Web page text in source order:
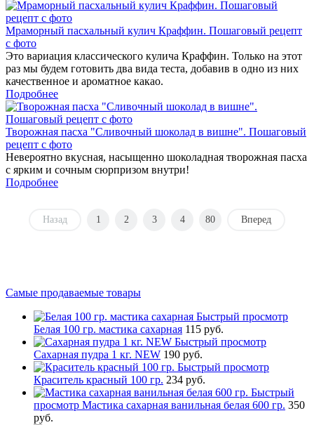
Мраморный пасхальный кулич Краффин. Пошаговый рецепт
с фото
Это вариация классического кулича Краффин. Только на этот
раз мы будем готовить два вида теста, добавив в одно из них
качественное и ароматное какао.
Подробнее
Творожная пасха "Сливочный шоколад в вишне". Пошаговый
рецепт с фото
Невероятно вкусная, насыщенно шоколадная творожная пасха
с ярким и сочным сюрпризом внутри!
Подробнее
Назад 1 2 3 4 80 Вперед
Самые продаваемые товары
Быстрый просмотр
Белая 100 гр. мастика сахарная 115 руб.
Быстрый просмотр
Сахарная пудра 1 кг. NEW 190 руб.
Быстрый просмотр
Краситель красный 100 гр. 234 руб.
Быстрый
просмотр Мастика сахарная ванильная белая 600 гр. 350
руб.